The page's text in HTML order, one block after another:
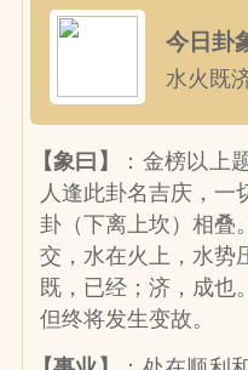
今日卦
水火既
【象曰】
：金榜以上
人逢此卦名吉庆，一
卦（下离上坎）相叠
交，水在火上，水势
既，已经；济，成也
但终将发生变故。